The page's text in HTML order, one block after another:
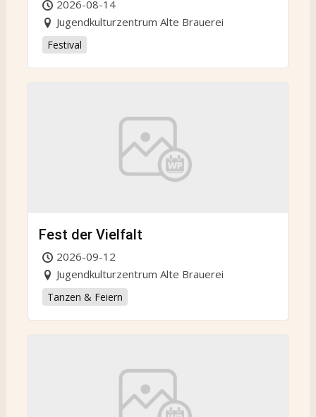
2026-08-14
Jugendkulturzentrum Alte Brauerei
Festival
Fest der Vielfalt
2026-09-12
Jugendkulturzentrum Alte Brauerei
Tanzen & Feiern